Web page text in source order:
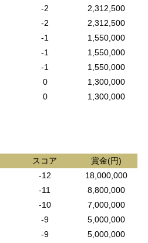
-2
2,312,500
-2
2,312,500
-1
1,550,000
-1
1,550,000
-1
1,550,000
0
1,300,000
0 1,300,000
スコア
賞金(円)
-12
18,000,000
-11
8,800,000
-10
7,000,000
-9
5,000,000
-9
5,000,000